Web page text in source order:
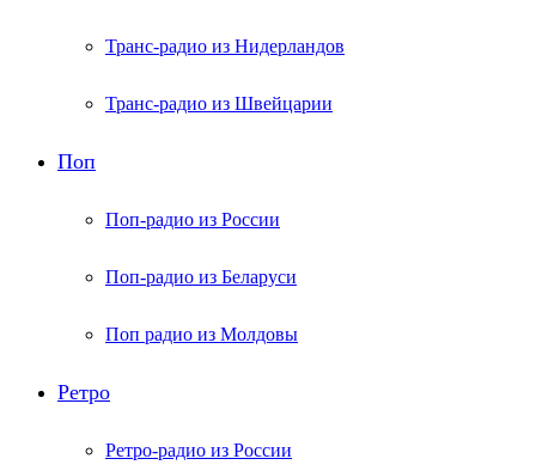
Транс-радио из Нидерландов
Транс-радио из Швейцарии
Поп
Поп-радио из России
Поп-радио из Беларуси
Поп радио из Молдовы
Ретро
Ретро-радио из России